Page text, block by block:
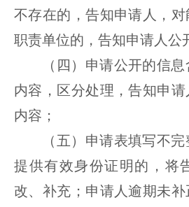
不存在的，告知申请人，
职责单位的，告知申请人公
（四）申请公开的信
内容，区分处理，告知申
内容；
（五）申请表填写不
提供有效身份证明的，将
改、补充；申请人逾期未